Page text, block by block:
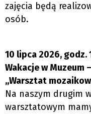
zajęcia będą
osób.
10 lipca 2026, godz.
Wakacje w Muzeum
„Warsztat
Na naszym drugim
warsztatowym